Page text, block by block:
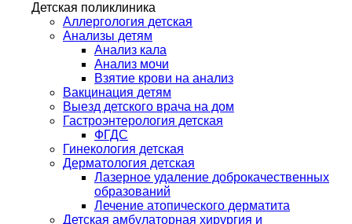
Детская поликлиника
Аллергология детская
Анализы детям
Анализ кала
Анализ мочи
Взятие крови на анализ
Вакцинация детям
Выезд детского врача на дом
Гастроэнтерология детская
ФГДС
Гинекология детская
Дерматология детская
Лазерное удаление доброкачественных
образований
Лечение атопического дерматита
Детская амбулаторная хирургия и